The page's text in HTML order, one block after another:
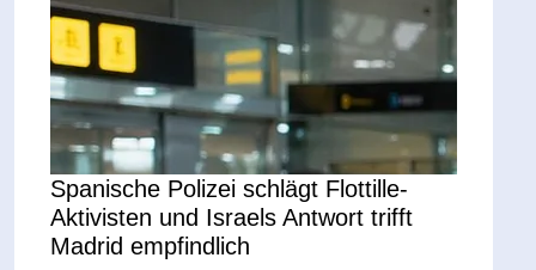
Spanische Polizei schlägt Flottille-
Aktivisten und Israels Antwort trifft
Madrid empfindlich